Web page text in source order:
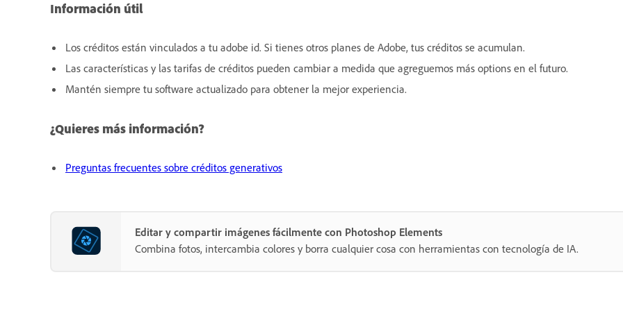
Información útil
Los créditos están vinculados a tu adobe id. Si tienes otros planes de Adobe, tus créditos se acumulan.
Las características y las tarifas de créditos pueden cambiar a medida que agreguemos más options en el futuro.
Mantén siempre tu software actualizado para obtener la mejor experiencia.
¿Quieres más información?
Preguntas frecuentes sobre créditos generativos
Editar y compartir imágenes fácilmente con Photoshop Elements
Combina fotos, intercambia colores y borra cualquier cosa con herramientas con tecnología de IA.